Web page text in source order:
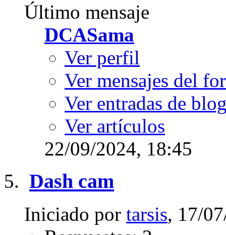
Último mensaje
DCASama
Ver perfil
Ver mensajes del
Ver entradas de
Ver artículos
22/09/2024, 18:45
Dash cam
Iniciado por tarsis, 17/